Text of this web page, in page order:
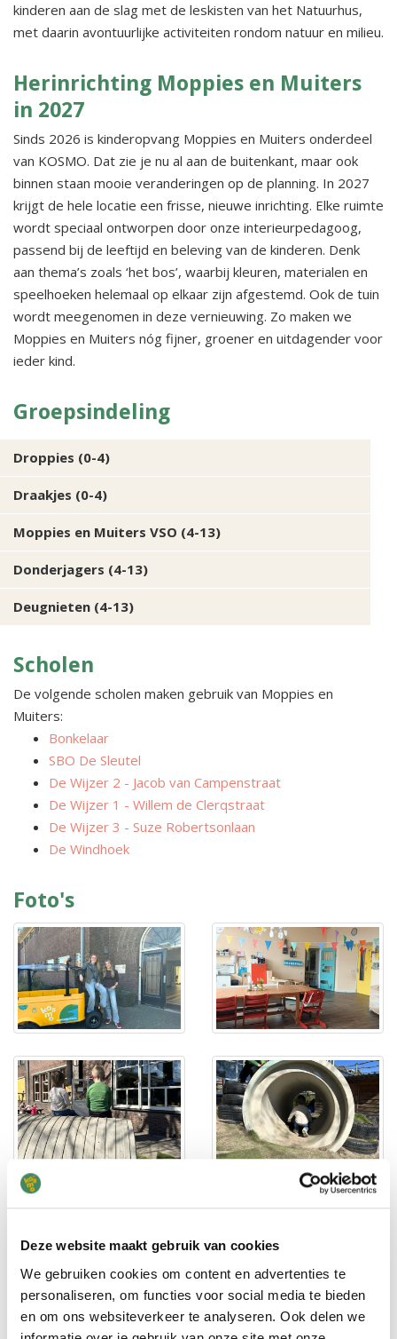
Deze website maakt gebruik van cookies
We gebruiken cookies om content en advertenties te
personaliseren, om functies voor social media te bieden
en om ons websiteverkeer te analyseren. Ook delen we
kinderen aan de slag met de leskisten van het Natuurhus,
met daarin avontuurlijke activiteiten rondom natuur en milieu.
Herinrichting Moppies en Muiters
in 2027
Sinds 2026 is kinderopvang Moppies en Muiters onderdeel
van KOSMO. Dat zie je nu al aan de buitenkant, maar ook
binnen staan mooie veranderingen op de planning. In 2027
krijgt de hele locatie een frisse, nieuwe inrichting. Elke ruimte
wordt speciaal ontworpen door onze interieurpedagoog,
passend bij de leeftijd en beleving van de kinderen. Denk
aan thema’s zoals ‘het bos’, waarbij kleuren, materialen en
speelhoeken helemaal op elkaar zijn afgestemd. Ook de tuin
wordt meegenomen in deze vernieuwing. Zo maken we
Moppies en Muiters nóg fijner, groener en uitdagender voor
ieder kind.
Groepsindeling
Droppies (0-4)
Draakjes (0-4)
Moppies en Muiters VSO (4-13)
Donderjagers (4-13)
Deugnieten (4-13)
Scholen
De volgende scholen maken gebruik van Moppies en
Muiters:
Bonkelaar
SBO De Sleutel
De Wijzer 2 - Jacob van Campenstraat
De Wijzer 1 - Willem de Clerqstraat
De Wijzer 3 - Suze Robertsonlaan
De Windhoek
Foto's